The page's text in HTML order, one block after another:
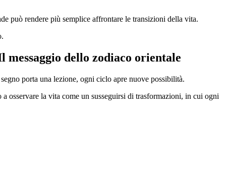
può rendere più semplice affrontare le transizioni della vita.
messaggio dello zodiaco orientale
porta una lezione, ogni ciclo apre nuove possibilità.
osservare la vita come un susseguirsi di trasformazioni, in cui ogni